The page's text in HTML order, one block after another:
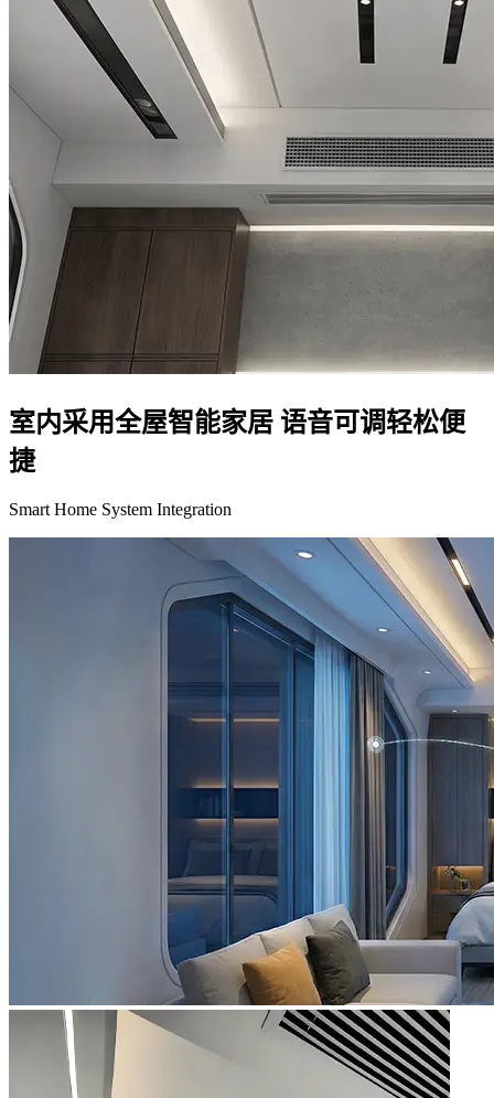
室内采用全屋智能家居 语音可调轻松便
捷
Smart Home System Integration